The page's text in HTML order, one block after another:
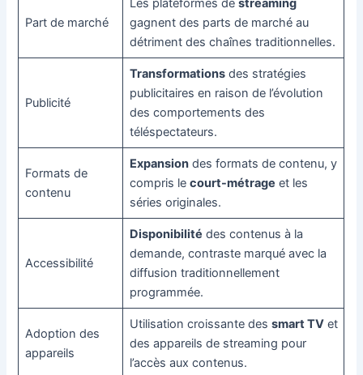
Part de marché
Les plateformes de streaming
gagnent des parts de marché au
détriment des chaînes traditionnelles.
Publicité
Transformationsdes stratégies
publicitaires en raison de l’évolution
des comportements des
téléspectateurs.
Formats de
contenu
Expansiondes formats de contenu, y
compris le court-métrage et les
séries originales.
Accessibilité
Disponibilité des contenus à la
demande, contraste marqué avec la
diffusion traditionnellement
programmée.
Adoption des
appareils
Utilisation croissante des smart TVet
des appareils de streaming pour
l’accès aux contenus.